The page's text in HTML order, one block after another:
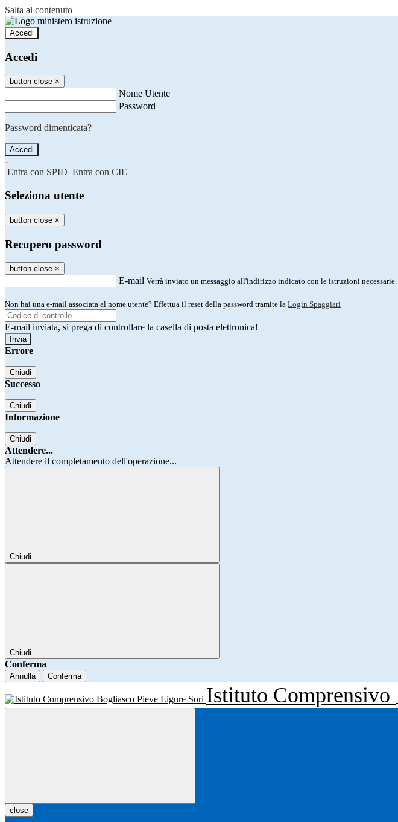
Salta al contenuto
Accedi
Accedi
button close ×
Nome Utente
Password
Password dimenticata?
-
Entra con SPID Entra con CIE
Seleziona utente
button close ×
Recupero password
button close ×
E-mail Verrà inviato un messaggio all'indirizzo indicato con le istruzioni necessarie.
Non hai una e-mail associata al nome utente? Effettua il reset della password tramite la Login Spaggiari
E-mail inviata, si prega di controllare la casella di posta elettronica!
Errore
Chiudi
Successo
Chiudi
Informazione
Chiudi
Attendere...
Attendere il completamento dell'operazione...
Chiudi
Chiudi
Conferma
Annulla Conferma
Istituto Comprensivo
close